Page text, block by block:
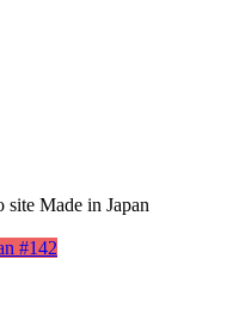
site Made in Japan
#142